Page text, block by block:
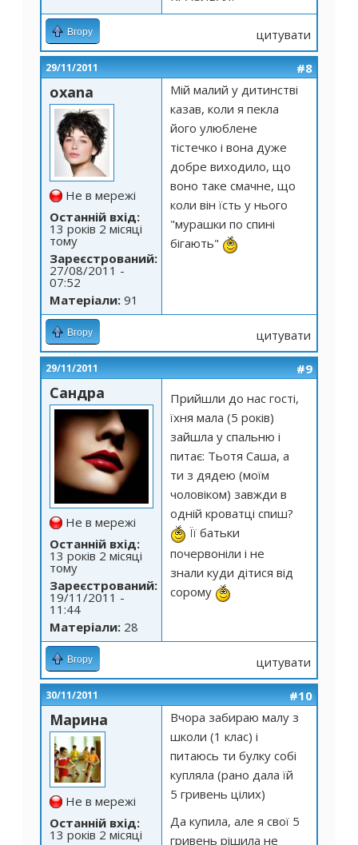
Вгору цитувати
29/11/2011 #8
oxana
Не в мережі
Останній вхід:
13 років 2 місяці
тому
Зареєстрований:
27/08/2011 -
07:52
Матеріали: 91
Мій малий у дитинстві
казав, коли я пекла
його улюблене
тістечко і вона дуже
добре виходило, що
воно таке смачне, що
коли він їсть у нього
"мурашки по спині
бігають"
Вгору цитувати
29/11/2011 #9
Сандра
Не в мережі
Останній вхід:
13 років 2 місяці
тому
Зареєстрований:
19/11/2011 -
11:44
Матеріали: 28
Прийшли до нас гості,
їхня мала (5 років)
зайшла у спальню і
питає: Тьотя Саша, а
ти з дядею (моїм
чоловіком) завжди в
одній кроватці спиш?
Її батьки
почервоніли і не
знали куди дітися від
сорому
Вгору цитувати
30/11/2011 #10
Марина
Не в мережі
Останній вхід:
13 років 2 місяці
Вчора забираю малу з
школи (1 клас) і
питаюсь ти булку собі
купляла (рано дала їй
5 гривень цілих)
Да купила, але я свої 5
гривень рішила не